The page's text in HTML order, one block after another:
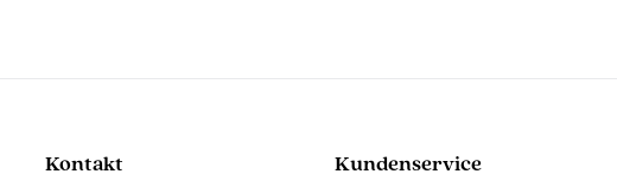
Kontakt Kundenservice